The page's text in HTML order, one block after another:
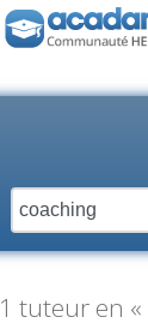
1 tuteur en «